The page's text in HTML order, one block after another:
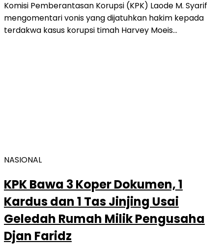
Komisi Pemberantasan Korupsi (KPK) Laode M. Syarif
mengomentari vonis yang dijatuhkan hakim kepada
terdakwa kasus korupsi timah Harvey Moeis…
NASIONAL
KPK Bawa 3 Koper Dokumen, 1
Kardus dan 1 Tas Jinjing Usai
Geledah Rumah Milik Pengusaha
Djan Faridz